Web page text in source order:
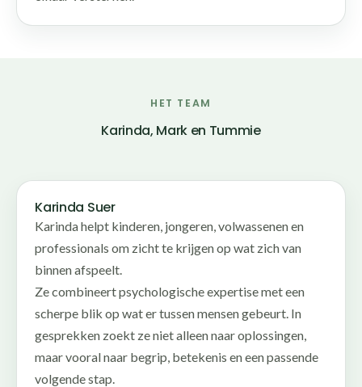
HET TEAM
Karinda, Mark en Tummie
Karinda Suer
Karinda helpt kinderen, jongeren, volwassenen en
professionals om zicht te krijgen op wat zich van
binnen afspeelt.
Ze combineert psychologische expertise met een
scherpe blik op wat er tussen mensen gebeurt. In
gesprekken zoekt ze niet alleen naar oplossingen,
maar vooral naar begrip, betekenis en een passende
volgende stap.